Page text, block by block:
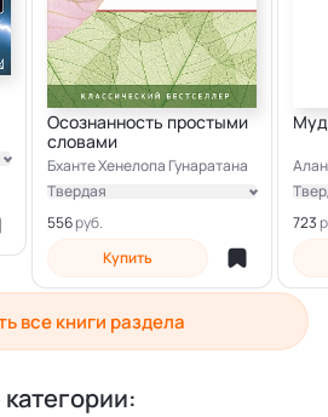
Осознанность простыми
словами
Бханте Хенелопа Гунаратана
556
Твердая
Электронная
Купить
723
все книги раздела